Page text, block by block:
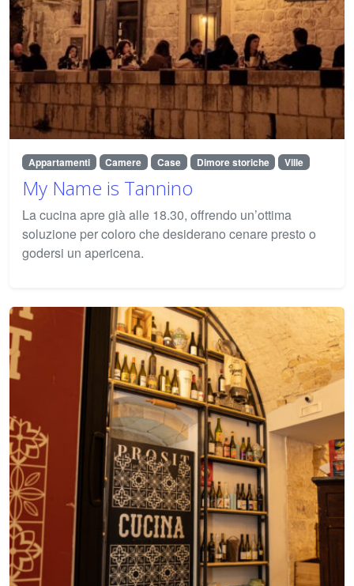
Appartamenti Camere Case Dimore storiche Ville
My Name is Tannino
La cucina apre già alle 18.30, offrendo un’ottima
soluzione per coloro che desiderano cenare presto o
godersi un apericena.